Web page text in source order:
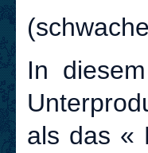
In
als das «